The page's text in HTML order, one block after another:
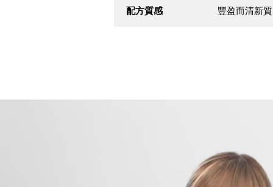
配方質感 豐盈而清新